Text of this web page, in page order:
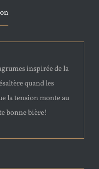
inspirée de la
quand les
la tension monte au
bonne bière!